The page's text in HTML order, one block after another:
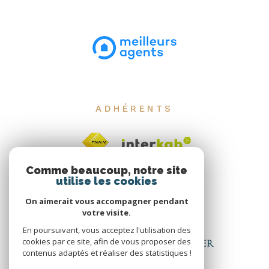
ADHÉRENTS
Comme beaucoup, notre site
utilise les cookies
On aimerait vous accompagner pendant
votre visite.
En poursuivant, vous acceptez l'utilisation des
cookies par ce site, afin de vous proposer des
contenus adaptés et réaliser des statistiques !